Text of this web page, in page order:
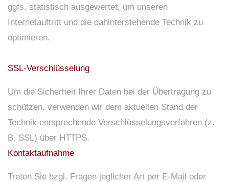
ggfs. statistisch ausgewertet, um unseren
Internetauftritt und die dahinterstehende Technik zu
optimieren.
SSL-Verschlüsselung
Um die Sicherheit Ihrer Daten bei der Übertragung zu
schützen, verwenden wir dem aktuellen Stand der
Technik entsprechende Verschlüsselungsverfahren (z.
B. SSL) über HTTPS.
Kontaktaufnahme
Treten Sie bzgl. Fragen jeglicher Art per E-Mail oder